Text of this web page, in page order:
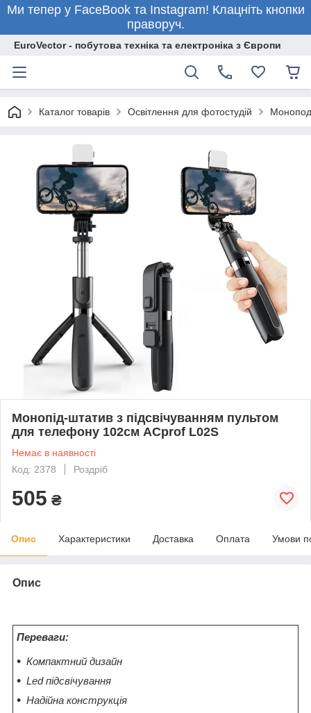
Ми тепер у FaceBook та Instagram! Клацніть кнопки
праворуч.
EuroVector - побутова техніка та електроніка з Європи
Каталог товарів Освітлення для фотостудій
Монопід-штатив з підсвічуванням пультом
для телефону 102см ACprof L02S
Немає в наявності
Код: 2378
Роздріб
505 ₴
Опис Характеристики Доставка Оплата Умови
Опис
Переваги:
Компактний дизайн
Led підсвічування
Надійна конструкція